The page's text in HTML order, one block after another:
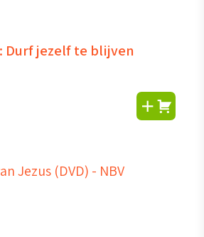
Durf jezelf te blijven